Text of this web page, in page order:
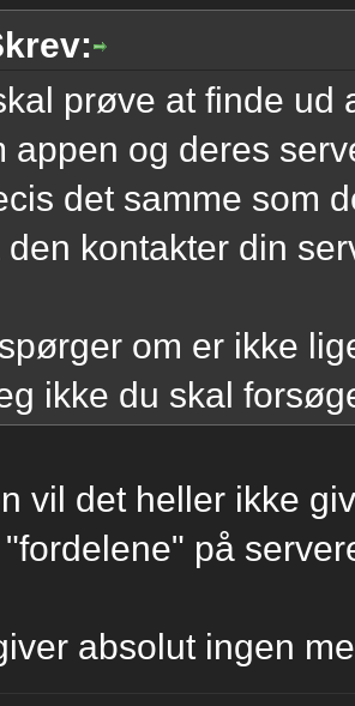
prøve at finde ud
appen og deres
det samme som
den kontakter din
om er ikke
ikke du skal
vil det heller ikke
på
absolut ingen